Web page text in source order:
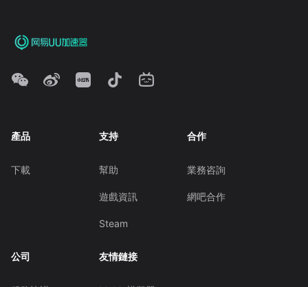
產品
下載
支持
幫助
遊戲資訊
Steam
合作
業務咨詢
網吧合作
公司 友情鏈接